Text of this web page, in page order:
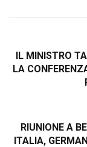
IL MINISTRO
LA
RIUNIONE A
ITALIA,